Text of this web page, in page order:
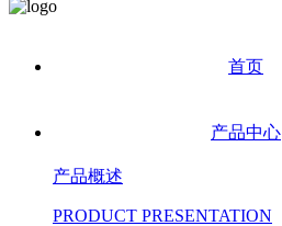
首页
产品中心
产品概述
PRODUCT PRESENTATION